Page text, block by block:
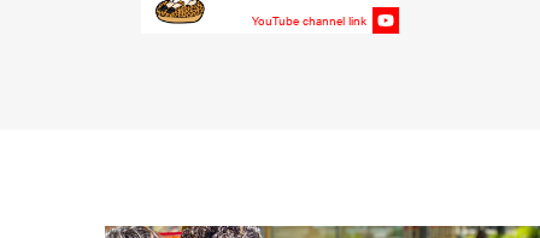
YouTube channel link